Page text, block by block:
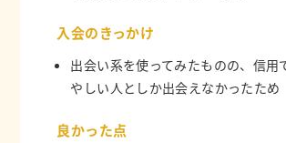
入会のきっかけ
出会い系を使ってみたものの、信用
やしい人としか出会えなかったため
良かった点